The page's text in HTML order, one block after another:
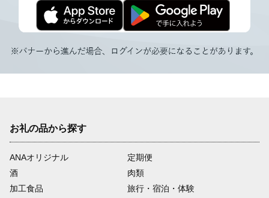
お礼の品から探す
ANAオリジナル
定期便
酒
肉類
加工食品
旅行・宿泊・体験